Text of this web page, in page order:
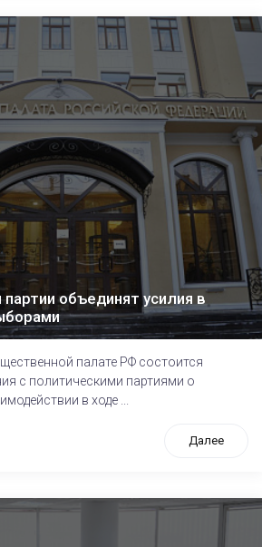
объединят усилия в
палате РФ состоится
с политическими партиями о
в ходе ...
Далее